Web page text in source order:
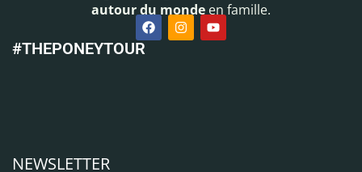
autour du monde en famille.
#THEPONEYTOUR
NEWSLETTER